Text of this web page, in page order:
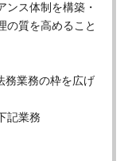
ンス体制を構築・
の質を高めること
務業務の枠を広げ
記業務